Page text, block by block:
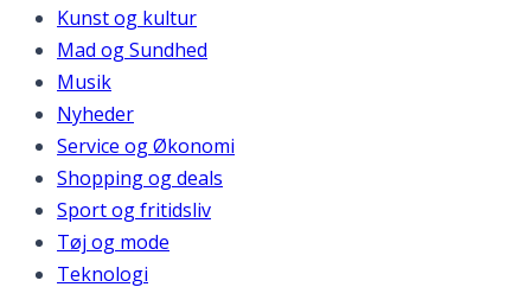
Kunst og kultur
Mad og Sundhed
Musik
Nyheder
Service og Økonomi
Shopping og deals
Sport og fritidsliv
Tøj og mode
Teknologi